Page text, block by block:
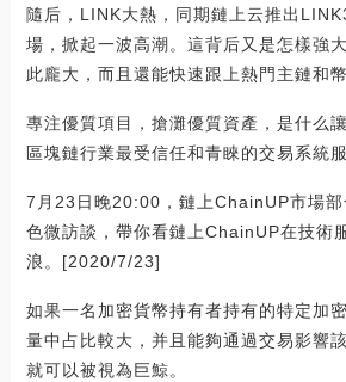
隨后，LINK大熱，同期鏈上云推出
場，掀起一波高潮。這背后又是怎樣強
此龐大，而且還能快速跟上熱門主鏈和
專注優質項目，搶灘優質資產，是什么
區塊鏈行業最受信任和青睞的交易系統
7月23日晚20:00，鏈上ChainUP市場部
色微訪談，帶你看鏈上ChainUP在技術
浪。[2020/7/23]
如果一名加密貨幣持有者持有的特定加
量中占比較大，并且能夠通過交易影響
就可以被視為巨鯨。